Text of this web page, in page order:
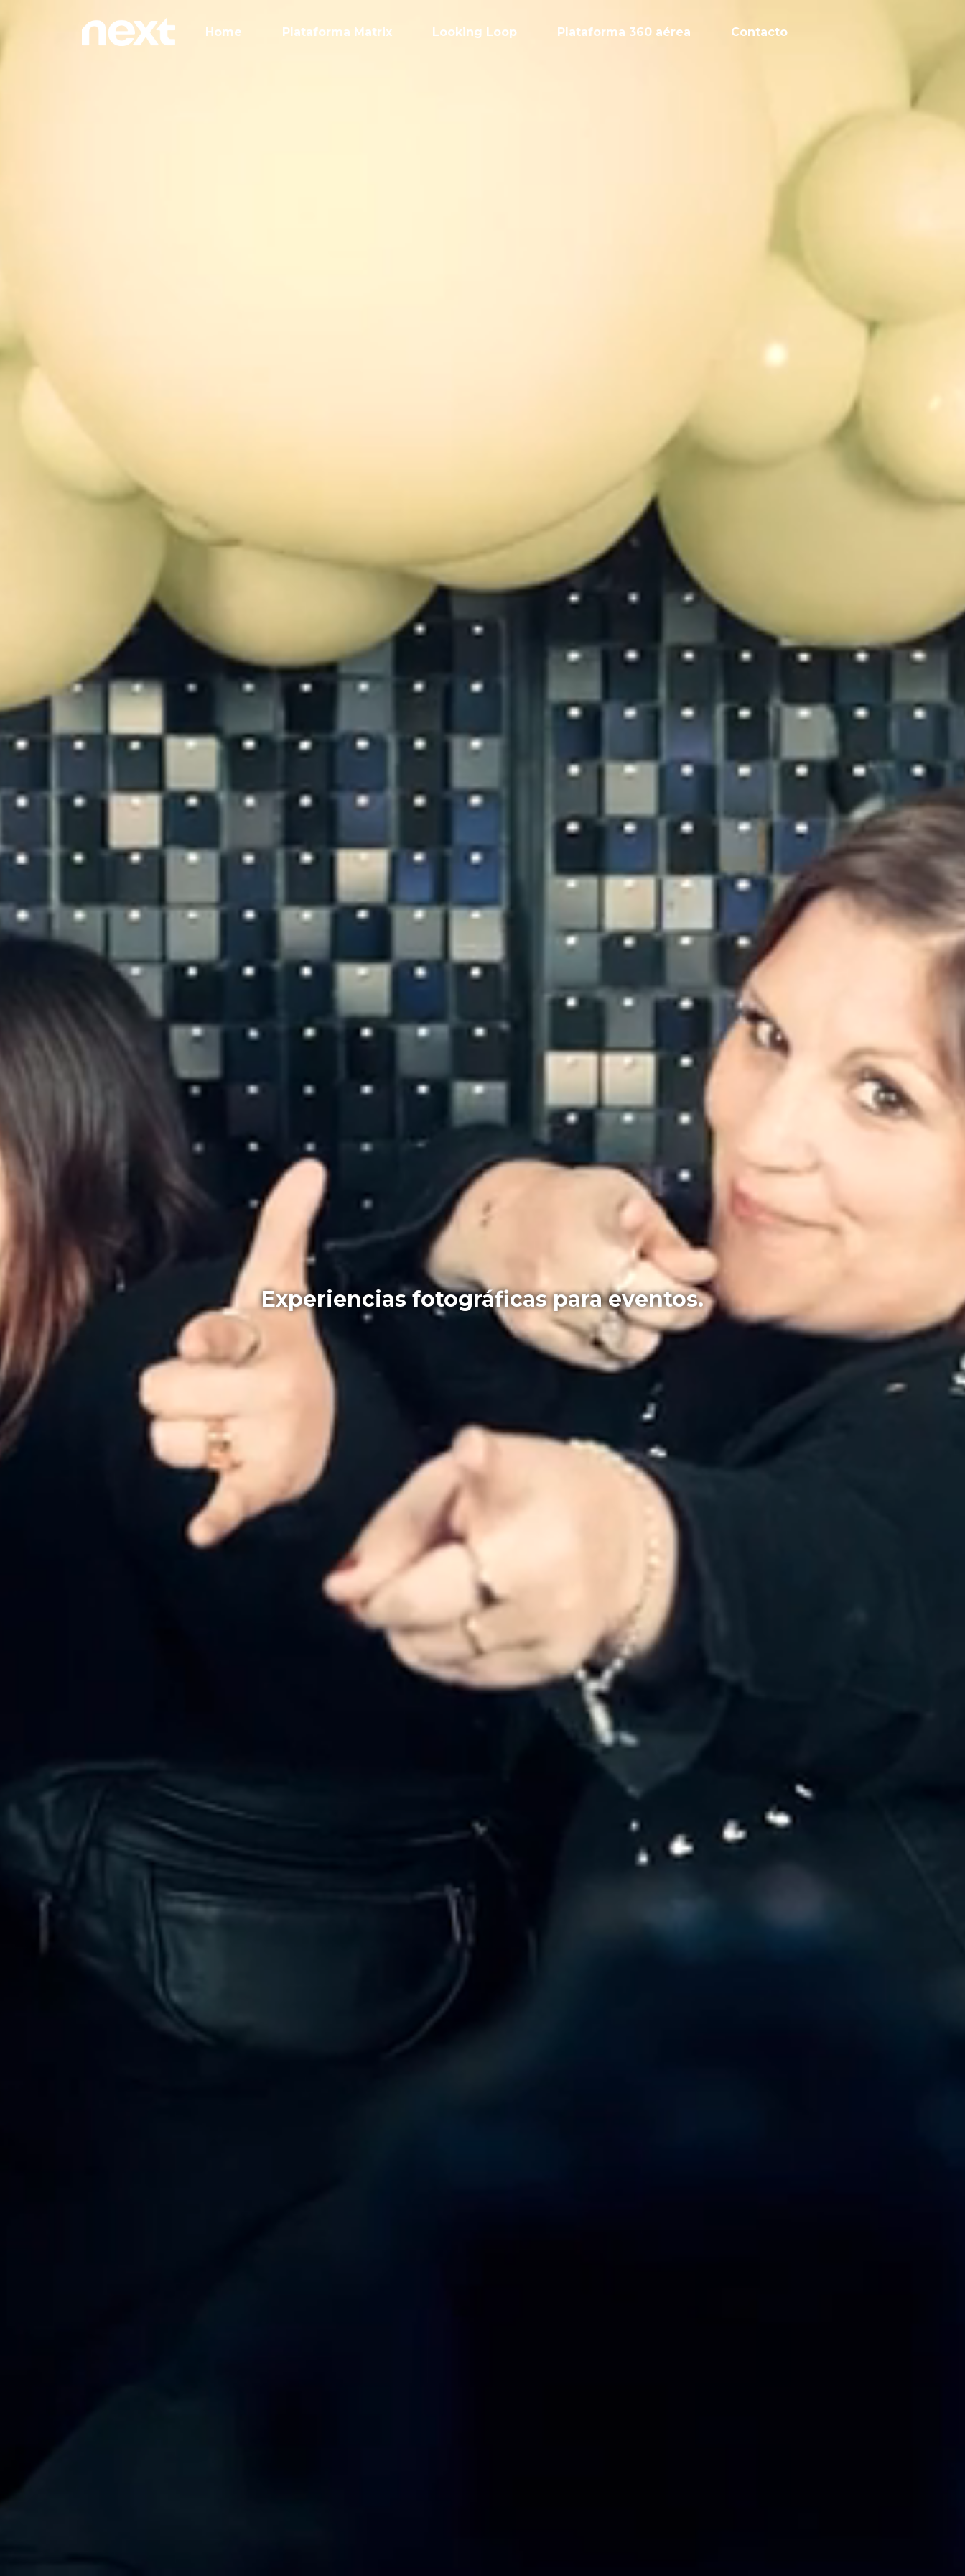
Home Plataforma Matrix Looking Loop Plataforma 360 aérea Contacto
Experiencias fotográficas para eventos.